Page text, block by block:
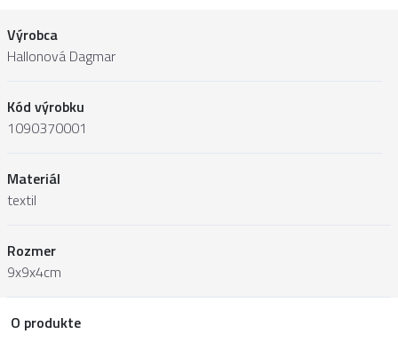
Výrobca
Hallonová Dagmar
Kód výrobku
1090370001
Materiál
textil
Rozmer
9x9x4cm
O produkte